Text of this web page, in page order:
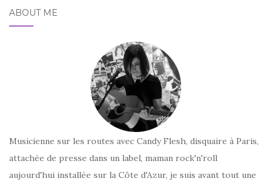
ABOUT ME
Musicienne sur les routes avec Candy Flesh, disquaire à Paris,
attachée de presse dans un label, maman rock'n'roll
aujourd'hui installée sur la Côte d'Azur, je suis avant tout une